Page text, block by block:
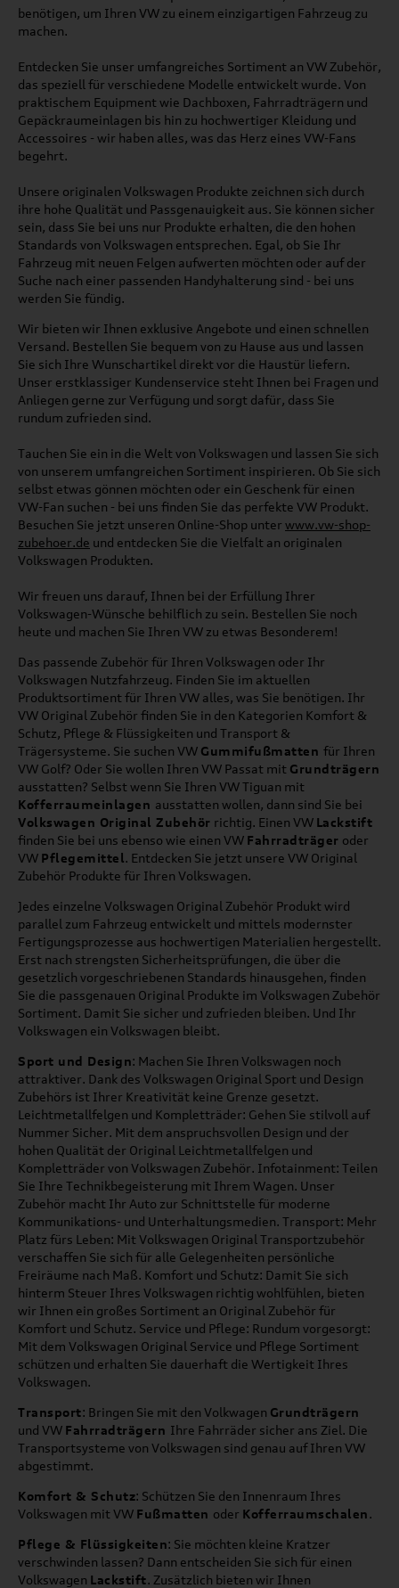
benötigen, um Ihren VW zu einem einzigartigen Fahrzeug zu
machen.
Entdecken Sie unser umfangreiches Sortiment an VW Zubehör,
das speziell für verschiedene Modelle entwickelt wurde. Von
praktischem Equipment wie Dachboxen, Fahrradträgern und
Gepäckraumeinlagen bis hin zu hochwertiger Kleidung und
Accessoires - wir haben alles, was das Herz eines VW-Fans
begehrt.
Unsere originalen Volkswagen Produkte zeichnen sich durch
ihre hohe Qualität und Passgenauigkeit aus. Sie können sicher
sein, dass Sie bei uns nur Produkte erhalten, die den hohen
Standards von Volkswagen entsprechen. Egal, ob Sie Ihr
Fahrzeug mit neuen Felgen aufwerten möchten oder auf der
Suche nach einer passenden Handyhalterung sind - bei uns
werden Sie fündig.
Wir bieten wir Ihnen exklusive Angebote und einen schnellen
Versand. Bestellen Sie bequem von zu Hause aus und lassen
Sie sich Ihre Wunschartikel direkt vor die Haustür liefern.
Unser erstklassiger Kundenservice steht Ihnen bei Fragen und
Anliegen gerne zur Verfügung und sorgt dafür, dass Sie
rundum zufrieden sind.
Tauchen Sie ein in die Welt von Volkswagen und lassen Sie sich
von unserem umfangreichen Sortiment inspirieren. Ob Sie sich
selbst etwas gönnen möchten oder ein Geschenk für einen
VW-Fan suchen - bei uns finden Sie das perfekte VW Produkt.
Besuchen Sie jetzt unseren Online-Shop unter www.vw-shop-
zubehoer.de und entdecken Sie die Vielfalt an originalen
Volkswagen Produkten.
Wir freuen uns darauf, Ihnen bei der Erfüllung Ihrer
Volkswagen-Wünsche behilflich zu sein. Bestellen Sie noch
heute und machen Sie Ihren VW zu etwas Besonderem!
Das passende Zubehör für Ihren Volkswagen oder Ihr
Volkswagen Nutzfahrzeug. Finden Sie im aktuellen
Produktsortiment für Ihren VW alles, was Sie benötigen. Ihr
VW Original Zubehör finden Sie in den Kategorien Komfort &
Schutz, Pflege & Flüssigkeiten und Transport &
Trägersysteme. Sie suchen VW Gummifußmatten für Ihren
VW Golf? Oder Sie wollen Ihren VW Passat mit Grundträgern
ausstatten? Selbst wenn Sie Ihren VW Tiguan mit
Kofferraumeinlagen ausstatten wollen, dann sind Sie bei
Volkswagen Original Zubehör richtig. Einen VW Lackstift
finden Sie bei uns ebenso wie einen VW Fahrradträger oder
VW Pflegemittel. Entdecken Sie jetzt unsere VW Original
Zubehör Produkte für Ihren Volkswagen.
Jedes einzelne Volkswagen Original Zubehör Produkt wird
parallel zum Fahrzeug entwickelt und mittels modernster
Fertigungsprozesse aus hochwertigen Materialien hergestellt.
Erst nach strengsten Sicherheitsprüfungen, die über die
gesetzlich vorgeschriebenen Standards hinausgehen, finden
Sie die passgenauen Original Produkte im Volkswagen Zubehör
Sortiment. Damit Sie sicher und zufrieden bleiben. Und Ihr
Volkswagen ein Volkswagen bleibt.
Sport und Design: Machen Sie Ihren Volkswagen noch
attraktiver. Dank des Volkswagen Original Sport und Design
Zubehörs ist Ihrer Kreativität keine Grenze gesetzt.
Leichtmetallfelgen und Kompletträder: Gehen Sie stilvoll auf
Nummer Sicher. Mit dem anspruchsvollen Design und der
hohen Qualität der Original Leichtmetallfelgen und
Kompletträder von Volkswagen Zubehör. Infotainment: Teilen
Sie Ihre Technikbegeisterung mit Ihrem Wagen. Unser
Zubehör macht Ihr Auto zur Schnittstelle für moderne
Kommunikations- und Unterhaltungsmedien. Transport: Mehr
Platz fürs Leben: Mit Volkswagen Original Transportzubehör
verschaffen Sie sich für alle Gelegenheiten persönliche
Freiräume nach Maß. Komfort und Schutz: Damit Sie sich
hinterm Steuer Ihres Volkswagen richtig wohlfühlen, bieten
wir Ihnen ein großes Sortiment an Original Zubehör für
Komfort und Schutz. Service und Pflege: Rundum vorgesorgt:
Mit dem Volkswagen Original Service und Pflege Sortiment
schützen und erhalten Sie dauerhaft die Wertigkeit Ihres
Volkswagen.
Transport: Bringen Sie mit den Volkwagen Grundträgern
und VW Fahrradträgern Ihre Fahrräder sicher ans Ziel. Die
Transportsysteme von Volkswagen sind genau auf Ihren VW
abgestimmt.
Komfort & Schutz: Schützen Sie den Innenraum Ihres
Volkswagen mit VW Fußmatten oder Kofferraumschalen.
Pflege & Flüssigkeiten: Sie möchten kleine Kratzer
verschwinden lassen? Dann entscheiden Sie sich für einen
Volkswagen Lackstift. Zusätzlich bieten wir Ihnen